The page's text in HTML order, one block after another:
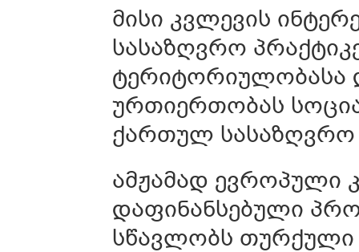
მისი კვლევის
სასაზღვრო
ტერიტორიულობასა
ურთიერთობას
ქართულ
ამჟამად ევროპული
დაფინანსებული
სწავლობს თურქული